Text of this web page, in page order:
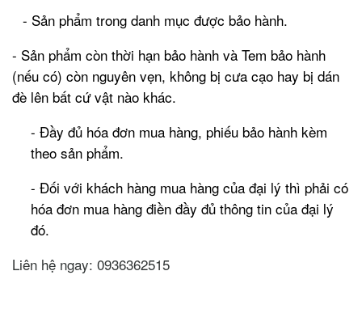
- Sản phẩm trong danh mục được bảo hành.
- Sản phẩm còn thời hạn bảo hành và Tem bảo hành
(nếu có) còn nguyên vẹn, không bị cưa cạo hay bị dán
đè lên bất cứ vật nào khác.
- Đầy đủ hóa đơn mua hàng, phiếu bảo hành kèm
theo sản phẩm.
- Đối với khách hàng mua hàng của đại lý thì phải có
hóa đơn mua hàng điền đầy đủ thông tin của đại lý
đó.
Liên hệ ngay: 0936362515